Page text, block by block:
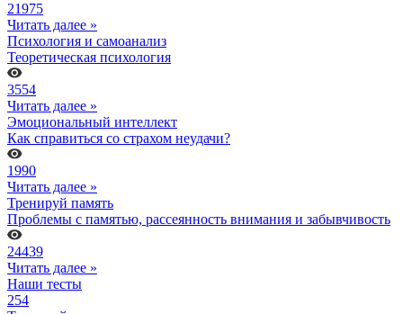
21975
Читать далее »
Психология и самоанализ
Теоретическая психология
3554
Читать далее »
Эмоциональный интеллект
Как справиться со страхом неудачи?
1990
Читать далее »
Тренируй память
Проблемы с памятью, рассеянность внимания и забывчивость
24439
Читать далее »
Наши тесты
254